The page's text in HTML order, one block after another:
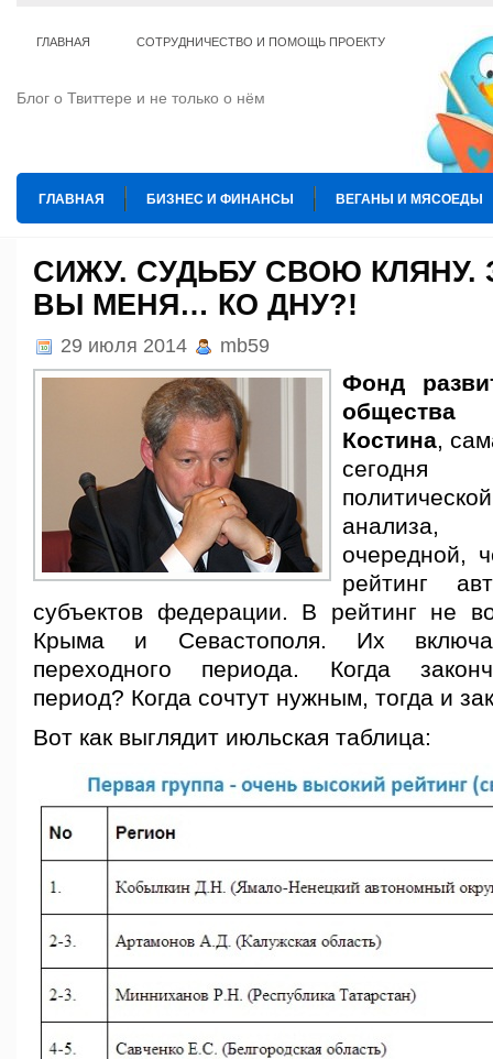
ГЛАВНАЯ СОТРУДНИЧЕСТВО И ПОМОЩЬ ПРОЕКТУ
Блог о Твиттере и не только о нём
ГЛАВНАЯ БИЗНЕС И ФИНАНСЫ ВЕГАНЫ И МЯСОЕДЫ
ТЕ КОГО ПРИРУЧИЛИ ШАХМАТЫ
СИЖУ. СУДЬБУ СВОЮ КЛЯНУ.
ВЫ МЕНЯ… КО ДНУ?!
29 июля 2014 mb59
Фонд
Костина,
сегодня
очередной,
рейтинг
субъектов федерации. В рейтинг не
Крыма и Севастополя. Их
переходного периода. Когда
период? Когда сочтут нужным, тогда и
Вот как выглядит июльская таблица: